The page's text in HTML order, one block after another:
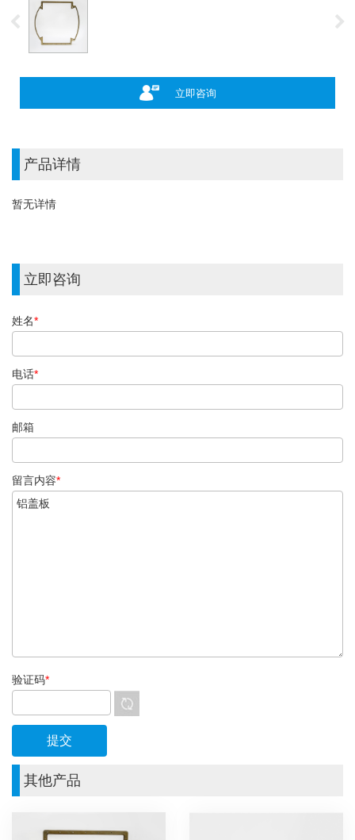
立即咨询
产品详情
暂无详情
立即咨询
姓名*
电话*
邮箱
留言内容*
验证码*
其他产品